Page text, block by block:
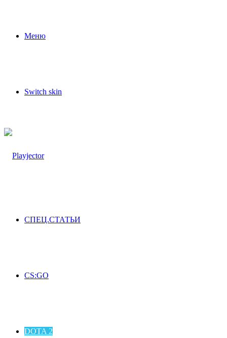
Меню
Switch skin
СПЕЦ.СТАТЬИ
CS:GO
DOTA 2